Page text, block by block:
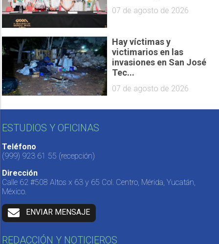
07 de agosto de 2026
Hay víctimas y
victimarios en las
invasiones en San José
Tec...
07 de agosto de 2026
ESTUDIOS Y OFICINAS
Teléfono
(999) 923 61 55 (recepción)
Dirección
Calle 62 #508 Altos x 63 y 65 Col. Centro, Mérida, Yucatán,
México.
ENVIAR MENSAJE
REDACCIÓN Y NOTICIEROS